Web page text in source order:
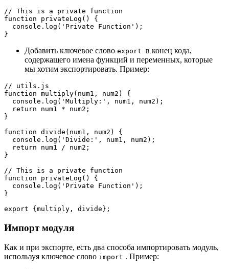
// This is a private function
function privateLog() {
  console.log('Private Function');
}
Добавить ключевое слово export в конец кода,
содержащего имена функций и переменных, которые
мы хотим экспортировать. Пример:
// utils.js
function multiply(num1, num2) {
  console.log('Multiply:', num1, num2);
  return num1 * num2;
}
function divide(num1, num2) {
  console.log('Divide:', num1, num2);
  return num1 / num2;
}
// This is a private function
function privateLog() {
  console.log('Private Function');
}
export {multiply, divide};
Импорт модуля
Как и при экспорте, есть два способа импортировать модуль,
используя ключевое слово import . Пример: